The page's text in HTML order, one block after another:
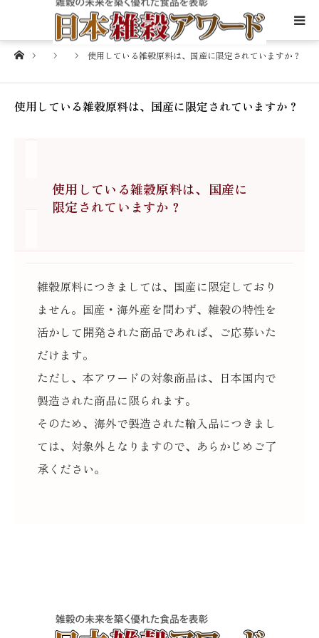
Home 使用している雑穀原料は、国産に限定されていますか？
使用している雑穀原料は、国産に限定されていますか？
使用している雑穀原料は、国産に
限定されていますか？
雑穀原料につきましては、国産に限定しており
ません。国産・海外産を問わず、雑穀の特性を
活かして開発された商品であれば、ご応募いた
だけます。
ただし、本アワードの対象商品は、日本国内で
製造された商品に限られます。
そのため、海外で製造された輸入品につきまし
ては、対象外となりますので、あらかじめご了
承ください。
日本雑穀アワード制度について
審査基準と評価体制
制度に関するFAQ